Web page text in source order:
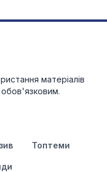
матеріалів
обов'язковим.
Топтеми